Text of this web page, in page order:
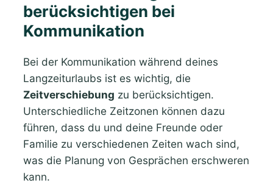
berücksichtigen bei
Kommunikation
Bei der Kommunikation während deines
Langzeiturlaubs ist es wichtig, die
Zeitverschiebung zu berücksichtigen.
Unterschiedliche Zeitzonen können dazu
führen, dass du und deine Freunde oder
Familie zu verschiedenen Zeiten wach sind,
was die Planung von Gesprächen erschweren
kann.